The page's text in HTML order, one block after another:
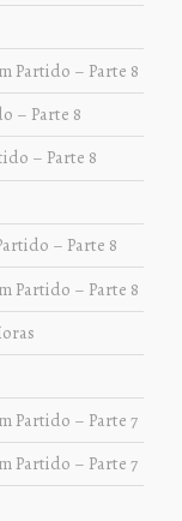
Partido – Parte 8
– Parte 8
– Parte 8
– Parte 8
Partido – Parte 8
Partido – Parte 7
Partido – Parte 7